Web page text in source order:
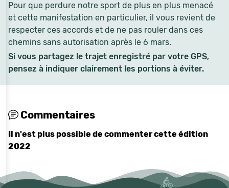
Pour que perdure notre sport de plus en plus menacé
et cette manifestation en particulier, il vous revient de
respecter ces accords et de ne pas rouler dans ces
chemins sans autorisation après le 6 mars.
Si vous partagez le trajet enregistré par votre GPS,
pensez à indiquer clairement les portions à éviter.
Commentaires
Il n'est plus possible de commenter cette édition
2022